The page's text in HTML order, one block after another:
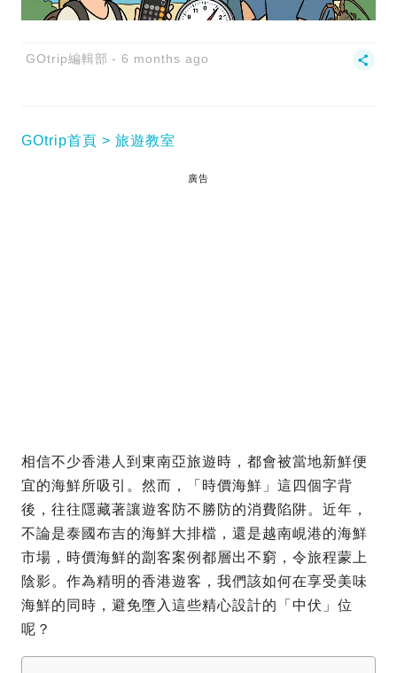
GOtrip編輯部 6 months ago
GOtrip首頁 旅遊教室
廣告
相信不少香港人到東南亞旅遊時，都會被當地新鮮便
宜的海鮮所吸引。然而，「時價海鮮」這四個字背
後，往往隱藏著讓遊客防不勝防的消費陷阱。近年，
不論是泰國布吉的海鮮大排檔，還是越南峴港的海鮮
市場，時價海鮮的劏客案例都層出不窮，令旅程蒙上
陰影。作為精明的香港遊客，我們該如何在享受美味
海鮮的同時，避免墮入這些精心設計的「中伏」位
呢？